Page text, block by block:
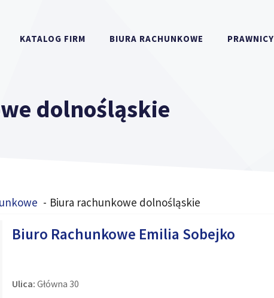
KATALOG FIRM BIURA RACHUNKOWE PRAWNICY
dolnośląskie
Biura rachunkowe dolnośląskie
Biuro Rachunkowe Emilia Sobejko
Ulica: Główna 30